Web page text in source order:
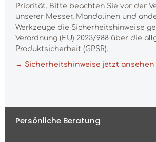
Priorität. Bitte beachten Sie vor der
unserer Messer, Mandolinen und
Werkzeuge die Sicherheitshinweise
Verordnung (EU) 2023/988 über die
Produktsicherheit (GPSR).
→ Sicherheitshinweise jetzt ansehen
Persönliche Beratung